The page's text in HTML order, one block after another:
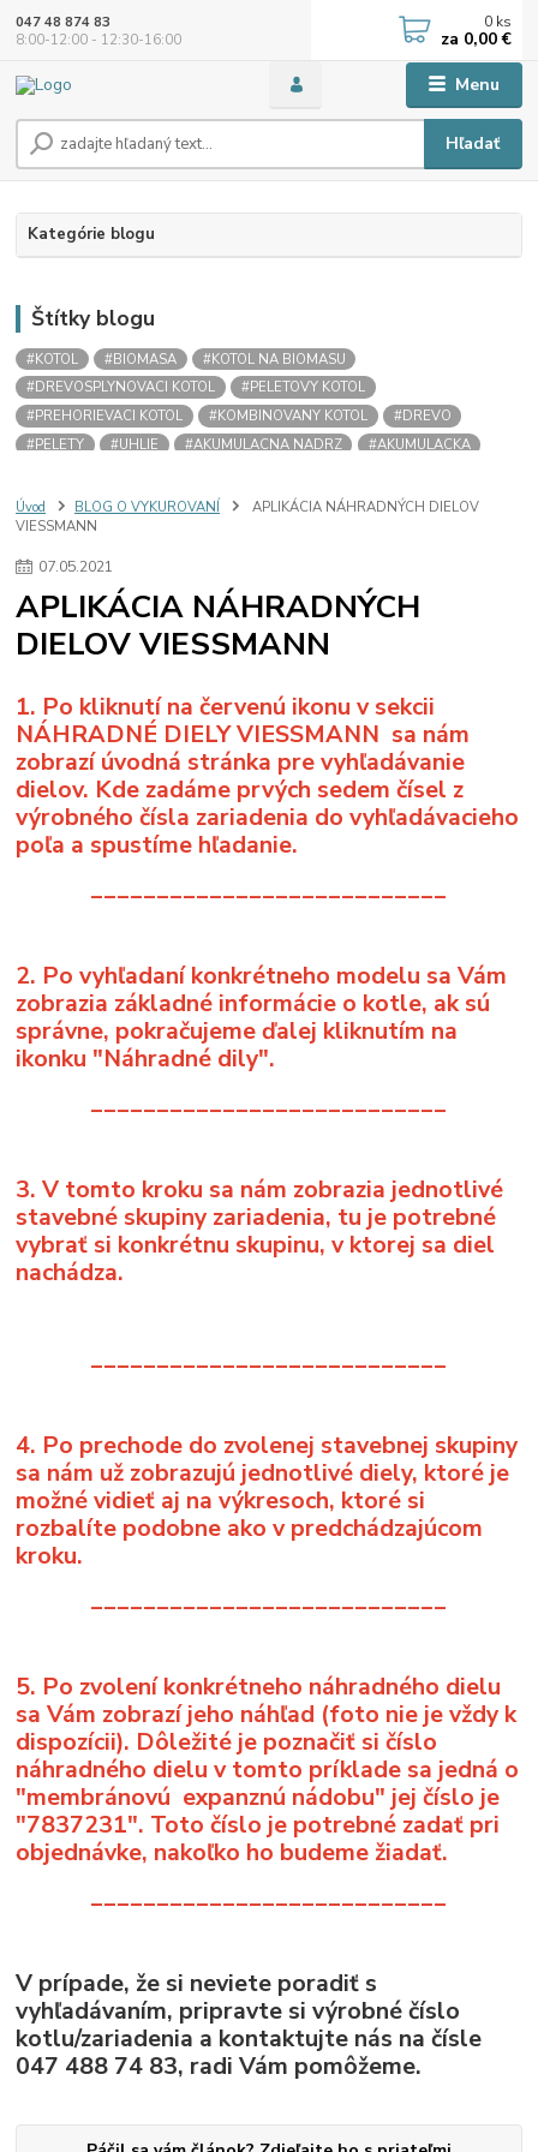
Menu
Hľadať
047 48 874 83
8:00-12:00 - 12:30-16:00
0 ks
za 0,00 €
Kategórie blogu
Štítky blogu
#KOTOL #BIOMASA
#KOTOL NA BIOMASU
#DREVOSPLYNOVACI KOTOL
#PELETOVY KOTOL
#PREHORIEVACI KOTOL
#KOMBINOVANY KOTOL
#DREVO
#PELETY
#UHLIE #AKUMULACNA NADRZ
#AKUMULACKA
#VNORENY ZASOBNIK
#SOLARNY VYMENNIK
#LADDOMAT
#OCHRANA SPIATOCKY
Úvod BLOG O VYKUROVANÍ
APLIKÁCIA NÁHRADNÝCH DIELOV
VIESSMANN
07.05.2021
APLIKÁCIA NÁHRADNÝCH
DIELOV VIESSMANN
1. Po kliknutí na červenú ikonu v sekcii
NÁHRADNÉ DIELY VIESSMANN sa nám
zobrazí úvodná stránka pre vyhľadávanie
dielov. Kde zadáme prvých sedem čísel z
výrobného čísla zariadenia do vyhľadávacieho
poľa a spustíme hľadanie.
___________________________
2. Po vyhľadaní konkrétneho modelu sa Vám
zobrazia základné informácie o kotle, ak sú
správne, pokračujeme ďalej kliknutím na
ikonku "Náhradné dily".
___________________________
3. V tomto kroku sa nám zobrazia jednotlivé
stavebné skupiny zariadenia, tu je potrebné
vybrať si konkrétnu skupinu, v ktorej sa diel
nachádza.
___________________________
4. Po prechode do zvolenej stavebnej skupiny
sa nám už zobrazujú jednotlivé diely, ktoré je
možné vidieť aj na výkresoch, ktoré si
rozbalíte podobne ako v predchádzajúcom
kroku.
___________________________
5. Po zvolení konkrétneho náhradného dielu
sa Vám zobrazí jeho náhľad (foto nie je vždy k
dispozícii). Dôležité je poznačiť si číslo
náhradného dielu v tomto príklade sa jedná o
"membránovú expanznú nádobu" jej číslo je
"7837231". Toto číslo je potrebné zadať pri
objednávke, nakoľko ho budeme žiadať.
___________________________
V prípade, že si neviete poradiť s
vyhľadávaním, pripravte si výrobné číslo
kotlu/zariadenia a kontaktujte nás na čísle
047 488 74 83, radi Vám pomôžeme.